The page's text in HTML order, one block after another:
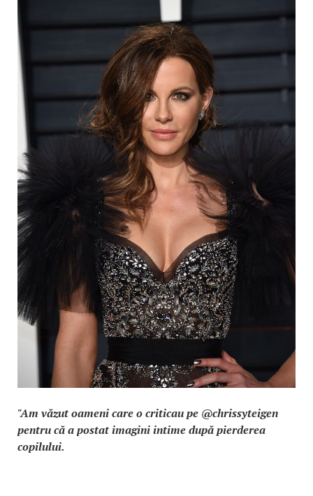
"Am văzut oameni care o criticau pe @chrissyteigen
pentru că a postat imagini intime după pierderea
copilului.